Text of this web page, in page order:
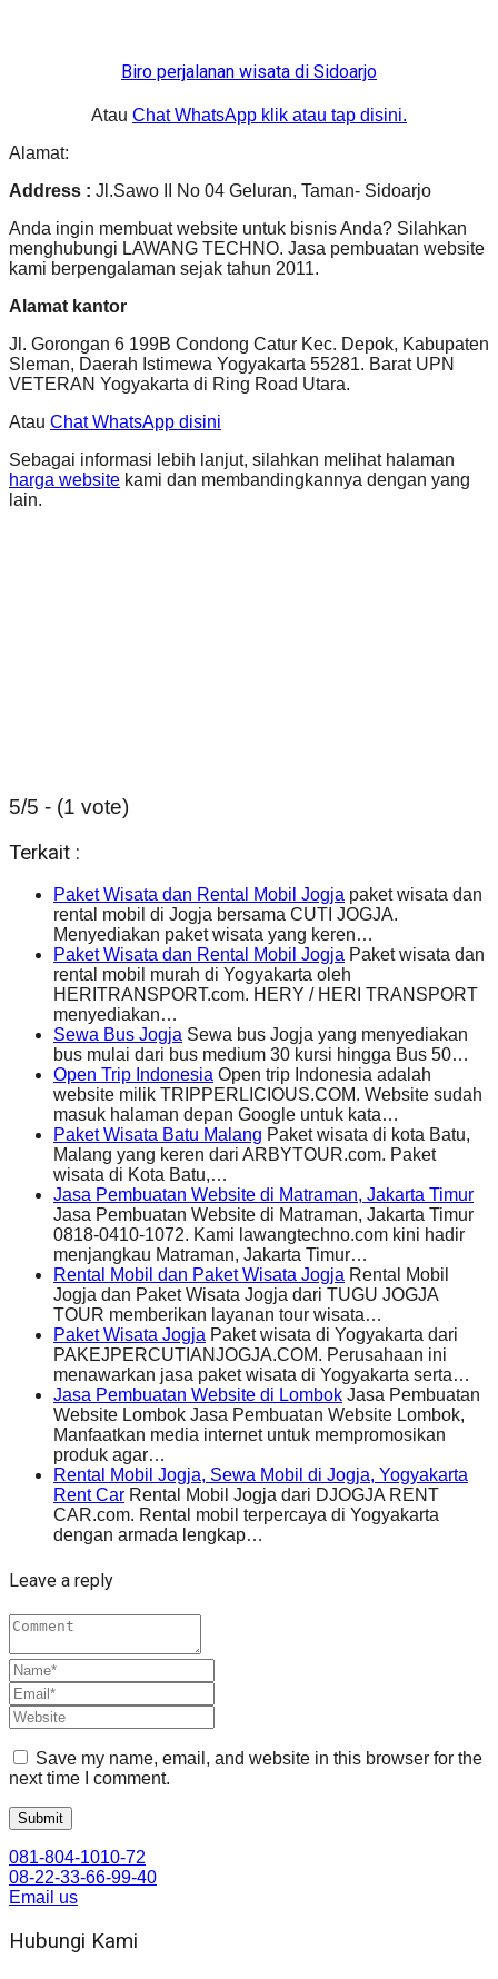
Biro perjalanan wisata di Sidoarjo
Atau Chat WhatsApp klik atau tap disini.
Alamat:
Address : Jl.Sawo II No 04 Geluran, Taman- Sidoarjo
Anda ingin membuat website untuk bisnis Anda? Silahkan
menghubungi LAWANG TECHNO. Jasa pembuatan website
kami berpengalaman sejak tahun 2011.
Alamat kantor
Jl. Gorongan 6 199B Condong Catur Kec. Depok, Kabupaten
Sleman, Daerah Istimewa Yogyakarta 55281. Barat UPN
VETERAN Yogyakarta di Ring Road Utara.
Atau Chat WhatsApp disini
Sebagai informasi lebih lanjut, silahkan melihat halaman
harga website kami dan membandingkannya dengan yang
lain.
5/5 - (1 vote)
Terkait :
Paket Wisata dan Rental Mobil Jogja paket wisata dan
rental mobil di Jogja bersama CUTI JOGJA.
Menyediakan paket wisata yang keren…
Paket Wisata dan Rental Mobil Jogja Paket wisata dan
rental mobil murah di Yogyakarta oleh
HERITRANSPORT.com. HERY / HERI TRANSPORT
menyediakan…
Sewa Bus Jogja Sewa bus Jogja yang menyediakan
bus mulai dari bus medium 30 kursi hingga Bus 50…
Open Trip Indonesia Open trip Indonesia adalah
website milik TRIPPERLICIOUS.COM. Website sudah
masuk halaman depan Google untuk kata…
Paket Wisata Batu Malang Paket wisata di kota Batu,
Malang yang keren dari ARBYTOUR.com. Paket
wisata di Kota Batu,…
Jasa Pembuatan Website di Matraman, Jakarta Timur
Jasa Pembuatan Website di Matraman, Jakarta Timur
0818-0410-1072. Kami lawangtechno.com kini hadir
menjangkau Matraman, Jakarta Timur…
Rental Mobil dan Paket Wisata Jogja Rental Mobil
Jogja dan Paket Wisata Jogja dari TUGU JOGJA
TOUR memberikan layanan tour wisata…
Paket Wisata Jogja Paket wisata di Yogyakarta dari
PAKEJPERCUTIANJOGJA.COM. Perusahaan ini
menawarkan jasa paket wisata di Yogyakarta serta…
Jasa Pembuatan Website di Lombok Jasa Pembuatan
Website Lombok Jasa Pembuatan Website Lombok,
Manfaatkan media internet untuk mempromosikan
produk agar…
Rental Mobil Jogja, Sewa Mobil di Jogja, Yogyakarta
Rent Car Rental Mobil Jogja dari DJOGJA RENT
CAR.com. Rental mobil terpercaya di Yogyakarta
dengan armada lengkap…
Leave a reply
Save my name, email, and website in this browser for the
next time I comment.
081-804-1010-72
08-22-33-66-99-40
Email us
Hubungi Kami